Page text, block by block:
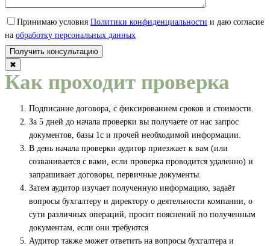
Принимаю условия Политики конфиденциальности и даю согласие
на обработку персональных данных
✖
Как проходит проверка
Подписание договора, с фиксированием сроков и стоимости.
За 5 дней до начала проверки вы получаете от нас запрос
документов, базы 1с и прочей необходимой информации.
В день начала проверки аудитор приезжает к вам (или
созванивается с вами, если проверка проводится удаленно) и
запрашивает договоры, первичные документы.
Затем аудитор изучает полученную информацию, задаёт
вопросы бухгалтеру и директору о деятельности компании, о
сути различных операций, просит пояснений по полученным
документам, если они требуются
Аудитор также может ответить на вопросы бухгалтера и